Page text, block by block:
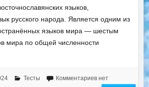
языков,
русского народа. Является одним из
языков мира — шестым
мира по общей численности
Тесты Комментариев нет